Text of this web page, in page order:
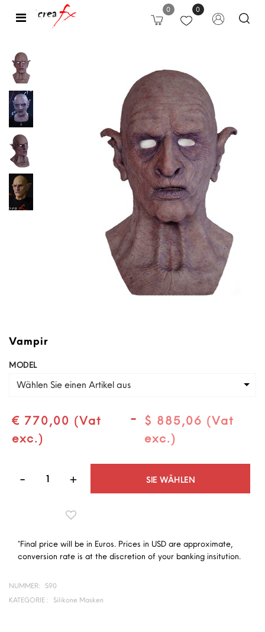
Open 0 0
Vampir
MODEL
Wählen Sie einen Artikel aus
€ 770,00 (Vat
exc.)
-
$ 885,06 (Vat
exc.)
SIE WÄHLEN
*Final price will be in Euros. Prices in USD are approximate,
conversion rate is at the discretion of your banking insitution.
NUMMER:
S90
KATEGORIE :
Silikone Masken